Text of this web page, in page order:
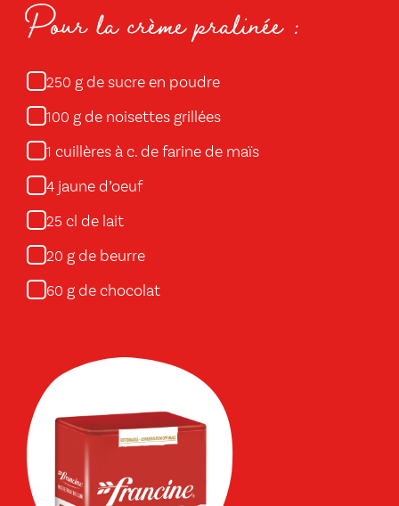
Pour la crème pralinée :
250 g de sucre en poudre
100 g de noisettes grillées
1 cuillères à c. de farine de maïs
4 jaune d’oeuf
25 cl de lait
20 g de beurre
60 g de chocolat